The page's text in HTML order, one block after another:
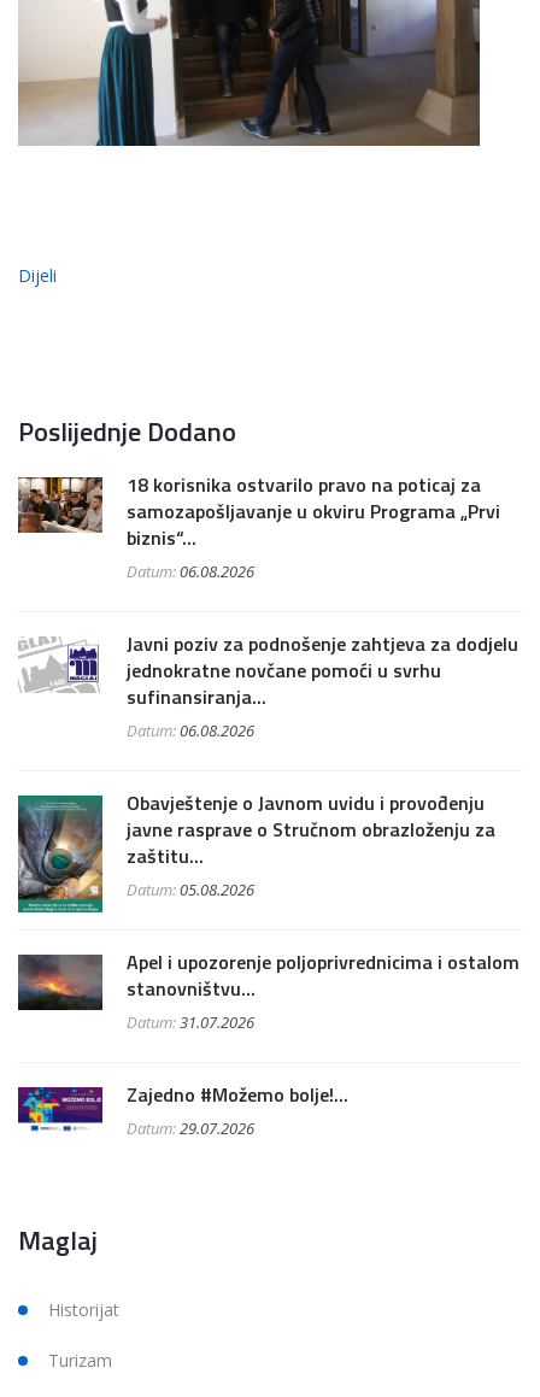
Dijeli
Poslijednje Dodano
18 korisnika ostvarilo pravo na poticaj za
samozapošljavanje u okviru Programa „Prvi
biznis“...
Datum:06.08.2026
Javni poziv za podnošenje zahtjeva za dodjelu
jednokratne novčane pomoći u svrhu
sufinansiranja...
Datum:06.08.2026
Obavještenje o Javnom uvidu i provođenju
javne rasprave o Stručnom obrazloženju za
zaštitu...
Datum:05.08.2026
Apel i upozorenje poljoprivrednicima i ostalom
stanovništvu...
Datum:31.07.2026
Zajedno #Možemo bolje!...
Datum:29.07.2026
Maglaj
Historijat
Turizam